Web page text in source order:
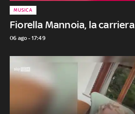
Fiorella Mannoia, la carriera
MUSICA
06 ago - 17:49